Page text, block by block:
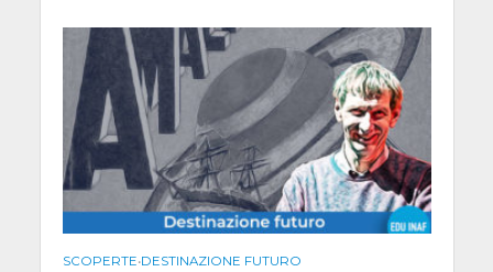
SCOPERTE•DESTINAZIONE FUTURO